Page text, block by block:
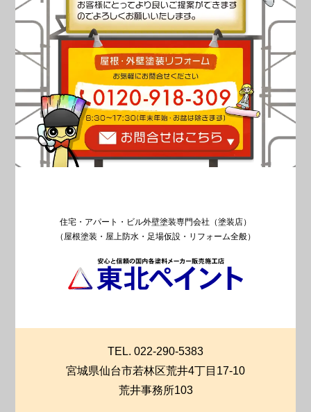
住宅・アパート・ビル外壁塗装専門会社（塗装店）
（屋根塗装・屋上防水・足場仮設・リフォーム全般）
TEL. 022-290-5383
宮城県仙台市若林区荒井4丁目17-10
荒井事務所103